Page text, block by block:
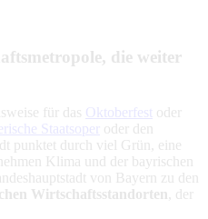
die weiter
für das Oktoberfest oder
Staatsoper
oder den
punktet durch viel Grün, eine
Klima und der bayrischen
von Bayern zu den
Wirtschaftsstandorten , der